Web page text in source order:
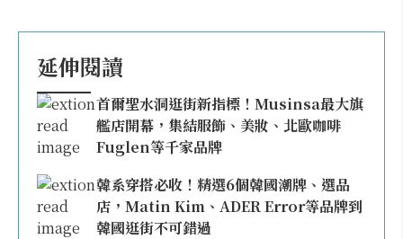
延伸閱讀
首爾聖水洞逛街新指標！Musinsa最大旗
艦店開幕，集結服飾、美妝、北歐咖啡
Fuglen等千家品牌
韓系穿搭必收！精選6個韓國潮牌、選品
店，Matin Kim、ADER Error等品牌到
韓國逛街不可錯過